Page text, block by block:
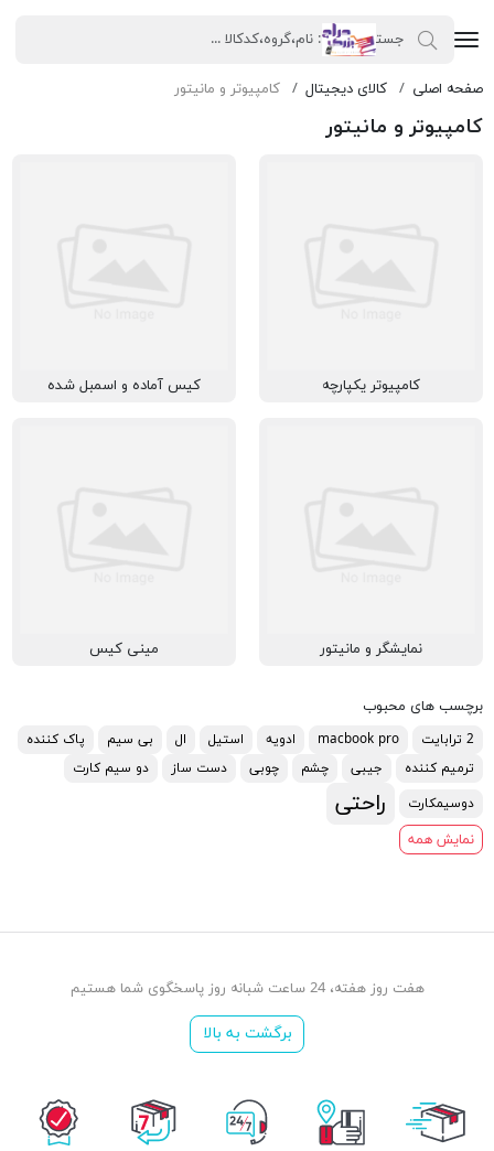
صفحه اصلی کالای دیجیتال کامپیوتر و مانیتور
کامپیوتر و مانیتور
کامپیوتر یکپارچه کیس آماده و اسمبل شده
نمایشگر و مانیتور مینی کیس
برچسب های محبوب
2 ترابایت macbook pro ادویه استیل ال بی سیم
پاک کننده
ترمیم کننده
جیبی چشم چوبی دست ساز
دو سیم کارت
دوسیمکارت
راحتی
نمایش همه
هفت روز هفته، 24 ساعت شبانه روز پاسخگوی شما هستیم
برگشت به بالا